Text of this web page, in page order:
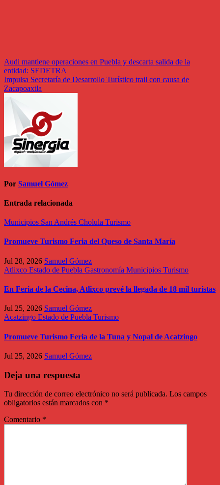
Navegación
de
entradas
Audi mantiene operaciones en Puebla y descarta salida de la
entidad: SEDETRA
Impulsa Secretaría de Desarrollo Turístico trail con causa de
Zacapoaxtla
Por Samuel Gómez
Entrada relacionada
Municipios San Andrés Cholula Turismo
Promueve Turismo Feria del Queso de Santa María
Jul 28, 2026 Samuel Gómez
Atlixco Estado de Puebla Gastronomía Municipios Turismo
En Feria de la Cecina, Atlixco prevé la llegada de 18 mil turistas
Jul 25, 2026 Samuel Gómez
Acatzingo Estado de Puebla Turismo
Promueve Turismo Feria de la Tuna y Nopal de Acatzingo
Jul 25, 2026 Samuel Gómez
Deja una respuesta
Tu dirección de correo electrónico no será publicada. Los campos
obligatorios están marcados con *
Comentario *